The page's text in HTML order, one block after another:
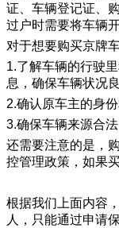
证、车辆登记证、
过户时需要将车辆
对于想要购买京牌
1.了解车辆的行驶
息，确保车辆状况良
2.确认原车主的身
3.确保车辆来源合
还需要注意的是，
控管理政策，如果
根据我们上面内容
人，只能通过申请